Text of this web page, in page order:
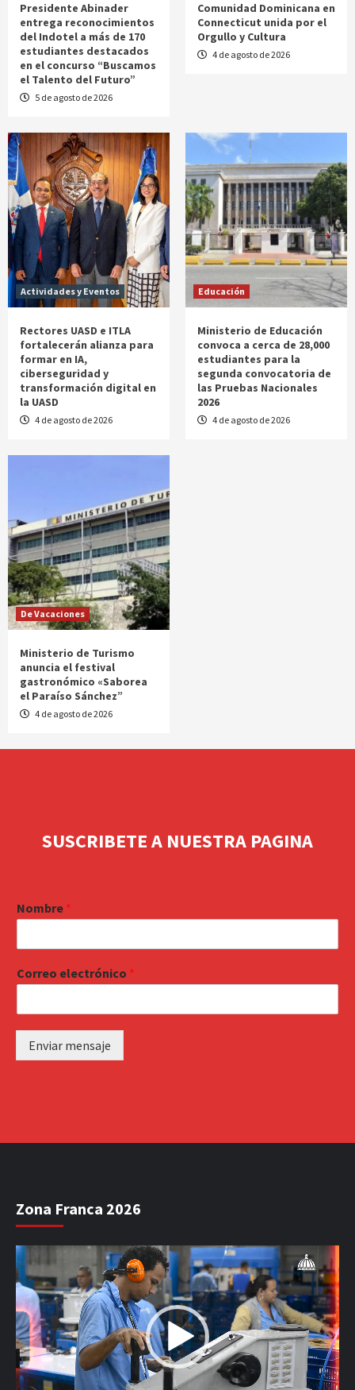
Presidente Abinader
entrega reconocimientos
del Indotel a más de 170
estudiantes destacados
en el concurso “Buscamos
el Talento del Futuro”
5 de agosto de 2026
Comunidad Dominicana en
Connecticut unida por el
Orgullo y Cultura
4 de agosto de 2026
Actividades y Eventos
Rectores UASD e ITLA
fortalecerán alianza para
formar en IA,
ciberseguridad y
transformación digital en
la UASD
4 de agosto de 2026
Educación
Ministerio de Educación
convoca a cerca de 28,000
estudiantes para la
segunda convocatoria de
las Pruebas Nacionales
2026
4 de agosto de 2026
De Vacaciones
Ministerio de Turismo
anuncia el festival
gastronómico «Saborea
el Paraíso Sánchez”
4 de agosto de 2026
SUSCRIBETE A NUESTRA PAGINA
Nombre *
Correo electrónico *
Enviar mensaje
Zona Franca 2026
Reproductor
de
vídeo